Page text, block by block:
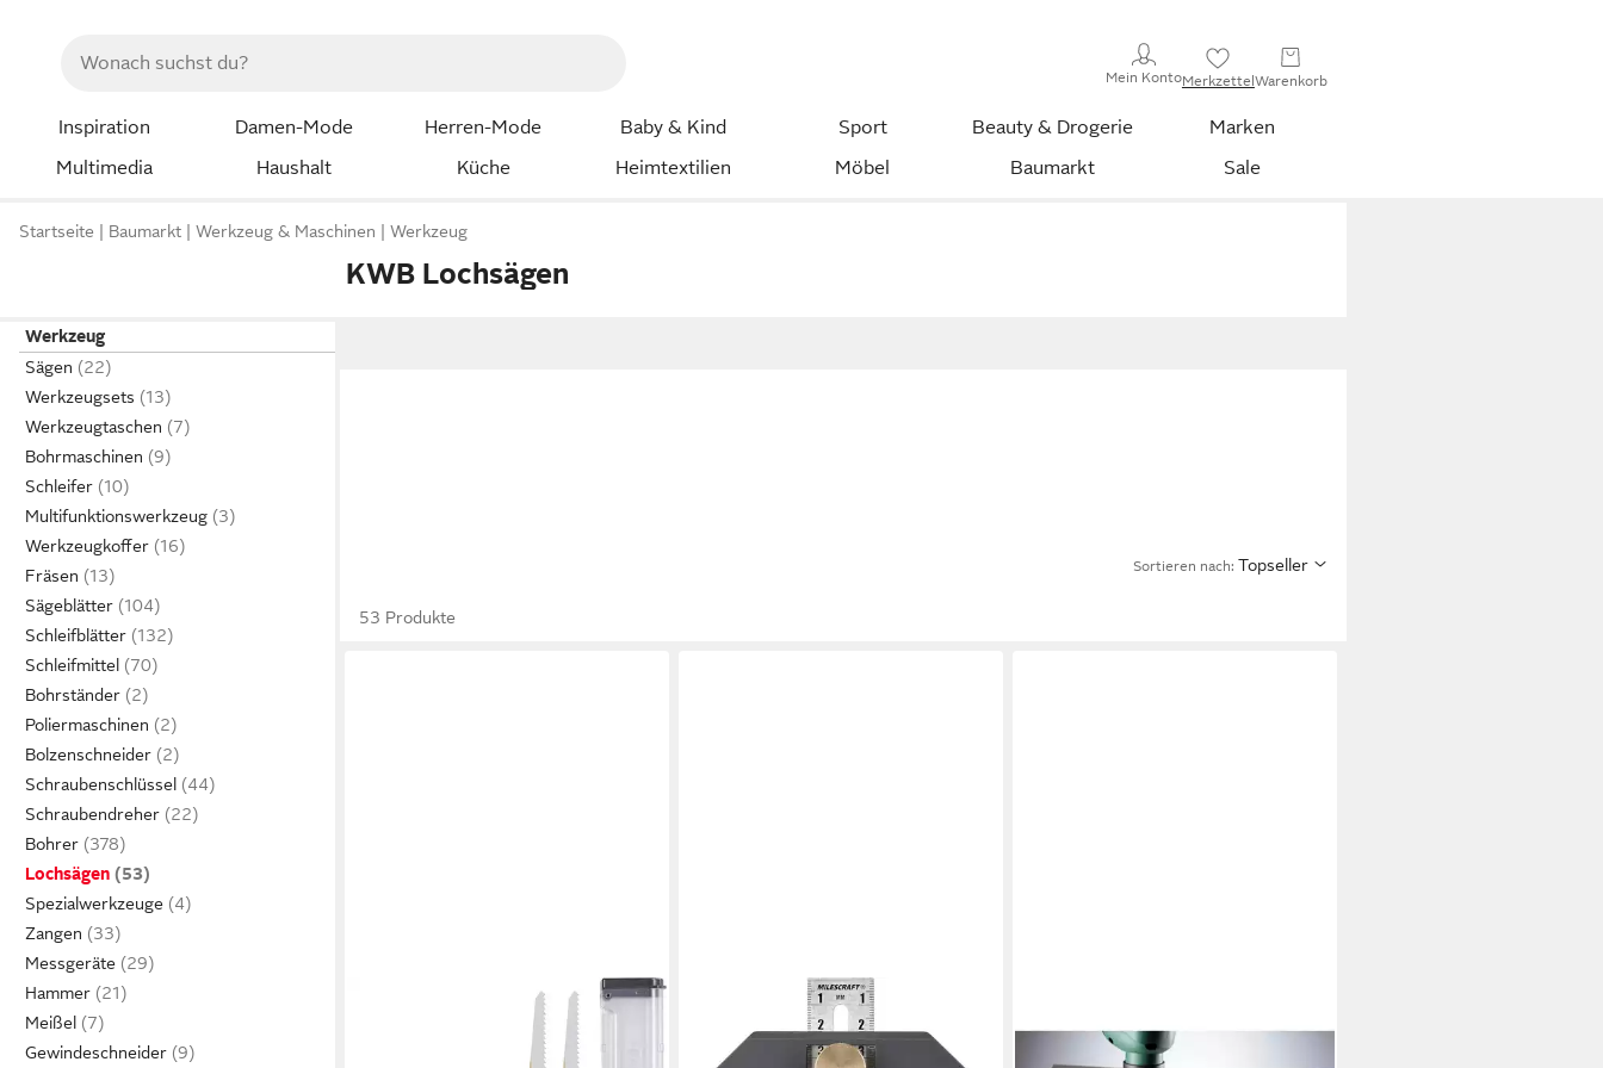
Mein KontoMerkzettelWarenkorb
Inspiration Damen-Mode Herren-Mode Baby & Kind Sport Beauty & Drogerie
Marken
Multimedia
Haushalt Küche Heimtextilien Möbel Baumarkt Sale
Startseite Baumarkt Werkzeug & Maschinen Werkzeug
KWB Lochsägen
Werkzeug
Sägen
Werkzeugsets
Werkzeugtaschen
Bohrmaschinen
Schleifer
Multifunktionswerkzeug
Werkzeugkoffer
Fräsen
Sägeblätter
Schleifblätter
Schleifmittel
Bohrständer
Poliermaschinen
Bolzenschneider
Schraubenschlüssel
Schraubendreher
Bohrer
Lochsägen
Spezialwerkzeuge
Zangen
Messgeräte
Hammer
Meißel
Gewindeschneider
Sortieren nach: Topseller
53 Produkte
Lochsäge kwb je 4 x Bi Säbel Set 8-
teilig Recriprosägen, Holz-und Metall-
Lochsäge kwb
Tiefenmesser/Tiefenlehre für Ober-
Bohrkrone kwb 497900 Lochsägen-
Set 4teilig 26 mm, 35 mm, 40 mm,